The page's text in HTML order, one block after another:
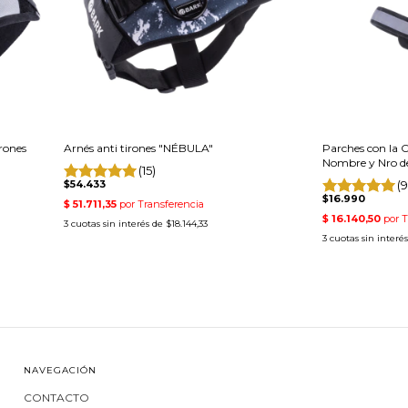
Arnés anti tirones "NÉBULA"
(15)
$54.433
3 cuotas sin interés de $18.144,33
Parches con la
Nombre y Nro
$16.990
3 cuotas sin
NAVEGACIÓN
CONTACTO